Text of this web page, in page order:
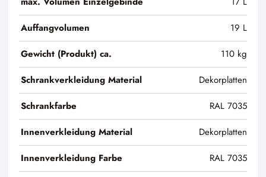
Auffangvolumen
19 L
Gewicht (Produkt) ca.
110 kg
Schrankverkleidung Material
Dekorplatten
Schrankfarbe
RAL 7035
Innenverkleidung Material
Dekorplatten
Innenverkleidung Farbe
RAL 7035